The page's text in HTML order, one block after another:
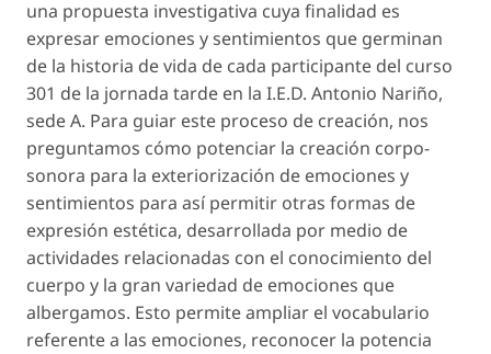
una propuesta investigativa cuya finalidad es
expresar emociones y sentimientos que germinan
de la his­toria de vida de cada participante del curso
301 de la jornada tarde en la I.E.D. Antonio Nariño,
sede A. Para guiar este proceso de creación, nos
pregunta­mos cómo potenciar la creación corpo-
sonora para la exteriorización de emociones y
sentimientos para así permitir otras formas de
expresión estética, desa­rrollada por medio de
actividades relacionadas con el conocimiento del
cuerpo y la gran variedad de emociones que
albergamos. Esto permite ampliar el vocabulario
referente a las emociones, reconocer la potencia